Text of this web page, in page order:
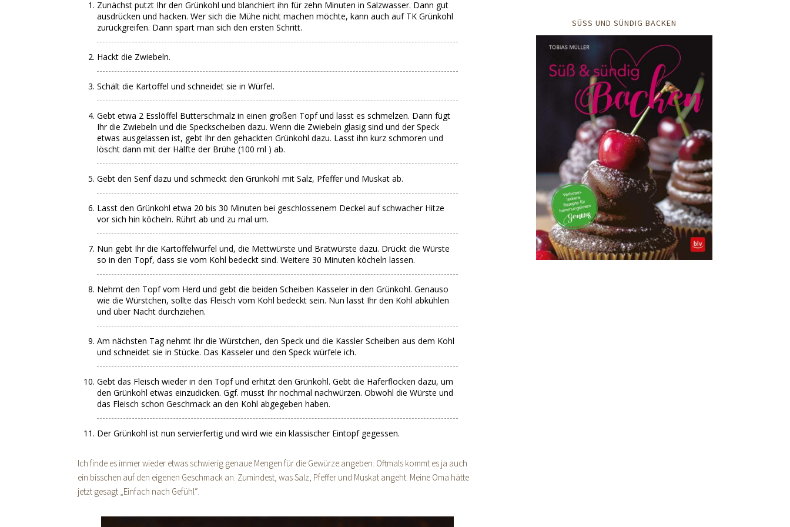
Zunächst putzt Ihr den Grünkohl und blanchiert ihn für zehn Minuten in Salzwasser. Dann gut
ausdrücken und hacken. Wer sich die Mühe nicht machen möchte, kann auch auf TK Grünkohl
zurückgreifen. Dann spart man sich den ersten Schritt.
Hackt die Zwiebeln.
Schält die Kartoffel und schneidet sie in Würfel.
Gebt etwa 2 Esslöffel Butterschmalz in einen großen Topf und lasst es schmelzen. Dann fügt
Ihr die Zwiebeln und die Speckscheiben dazu. Wenn die Zwiebeln glasig sind und der Speck
etwas ausgelassen ist, gebt Ihr den gehackten Grünkohl dazu. Lasst ihn kurz schmoren und
löscht dann mit der Hälfte der Brühe (100 ml ) ab.
Gebt den Senf dazu und schmeckt den Grünkohl mit Salz, Pfeffer und Muskat ab.
Lasst den Grünkohl etwa 20 bis 30 Minuten bei geschlossenem Deckel auf schwacher Hitze
vor sich hin köcheln. Rührt ab und zu mal um.
Nun gebt Ihr die Kartoffelwürfel und, die Mettwürste und Bratwürste dazu. Drückt die Würste
so in den Topf, dass sie vom Kohl bedeckt sind. Weitere 30 Minuten köcheln lassen.
Nehmt den Topf vom Herd und gebt die beiden Scheiben Kasseler in den Grünkohl. Genauso
wie die Würstchen, sollte das Fleisch vom Kohl bedeckt sein. Nun lasst Ihr den Kohl abkühlen
und über Nacht durchziehen.
Am nächsten Tag nehmt Ihr die Würstchen, den Speck und die Kassler Scheiben aus dem Kohl
und schneidet sie in Stücke. Das Kasseler und den Speck würfele ich.
Gebt das Fleisch wieder in den Topf und erhitzt den Grünkohl. Gebt die Haferflocken dazu, um
den Grünkohl etwas einzudicken. Ggf. müsst Ihr nochmal nachwürzen. Obwohl die Würste und
das Fleisch schon Geschmack an den Kohl abgegeben haben.
Der Grünkohl ist nun servierfertig und wird wie ein klassischer Eintopf gegessen.
Ich finde es immer wieder etwas schwierig genaue Mengen für die Gewürze angeben. Oftmals kommt es ja auch
ein bisschen auf den eigenen Geschmack an. Zumindest, was Salz, Pfeffer und Muskat angeht. Meine Oma hätte
jetzt gesagt „Einfach nach Gefühl“.
SÜSS UND SÜNDIG BACKEN